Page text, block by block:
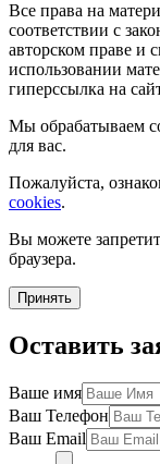
Все права на
соответствии с
авторском праве
использовании
гиперссылка на
Мы обрабатываем
для вас.
Пожалуйста,
cookies.
Вы можете
браузера.
Принять
Оставить
Ваше имя
Ваш Телефон
Ваш Email